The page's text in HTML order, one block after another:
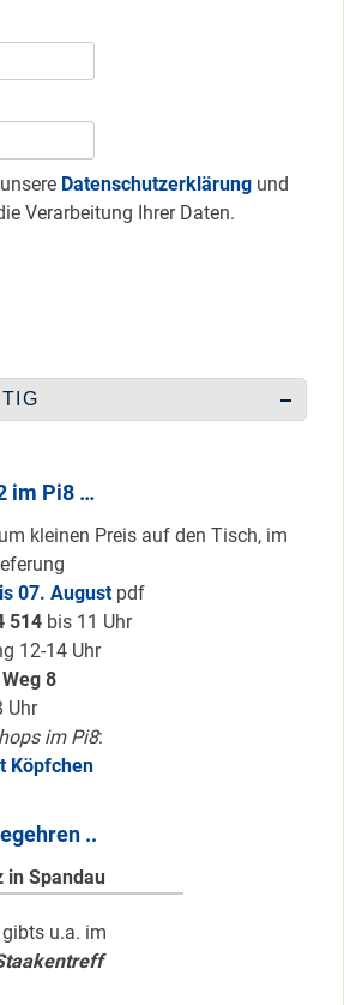
Datenschutzerklärung und
Verarbeitung Ihrer Daten.
im Pi8 …
kleinen Preis auf den Tisch, im
07. August pdf
514 bis 11 Uhr
12-14 Uhr
8
Uhr
im Pi8:
Köpfchen
..
in Spandau
u.a. im